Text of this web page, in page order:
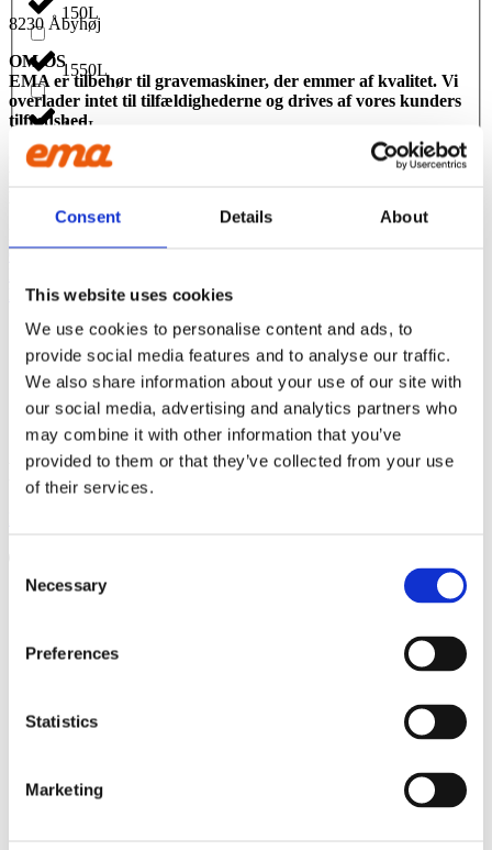
Consent Details About
This website uses cookies
We use cookies to personalise content and ads, to
provide social media features and to analyse our traffic.
We also share information about your use of our site with
our social media, advertising and analytics partners who
may combine it with other information that you’ve
provided to them or that they’ve collected from your use
of their services.
Selection
Necessary
Preferences
Statistics
Marketing
150L
1550L
155L
165L
1700L
1750L
175L
190L
8230 Åbyhøj
OM OS
EMA er tilbehør til gravemaskiner, der emmer af kvalitet. Vi
overlader intet til tilfældighederne og drives af vores kunders
tilfredshed
CONTACT US
Om os
Købsbetingelser
STOLT MEDLEM AF
FØLG OS:
search
Nivelleringsbjælke med rulle og blad